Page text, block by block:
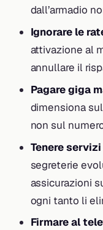
dall’armadio
Ignorare le
attivazione al
annullare il
Pagare giga
dimensiona
non sul
Tenere
segreterie
assicurazioni
ogni tanto li
Firmare al